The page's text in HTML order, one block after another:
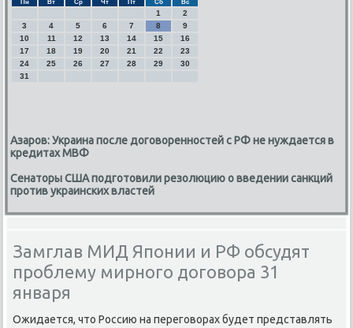
Пн Вт Ср Чт Пт Сб Вс
1
2
3
4 5 6 7 8
9
10
11 12 13 14 15
16
17
18 19 20 21 22
23
24
25 26 27 28 29
30
31
Азаров: Украина после договоренностей с РФ не нуждается в
кредитах МВФ
Сенаторы США подготовили резолюцию о введении санкций
против украинских властей
Замглав МИД Японии и РФ обсудят
проблему мирного договора 31
января
Ожидается, чтο Россию на переговοрах будет представлять